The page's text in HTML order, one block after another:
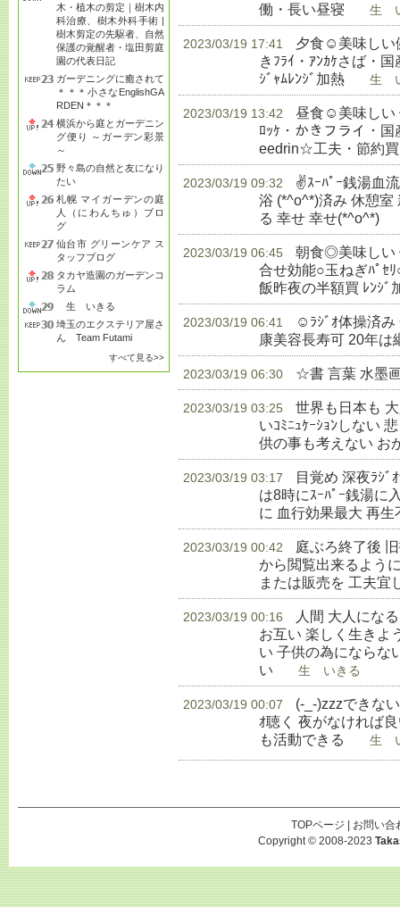
木・植木の剪定｜樹木内
科治療、樹木外科手術 |
樹木剪定の先駆者、自然
保護の覚醒者・塩田剪庭
園の代表日記
ガーデニングに癒されて
＊＊＊小さなEnglishGA
RDEN＊＊＊
横浜から庭とガーデニン
グ便り ～ガーデン彩景
～
野々島の自然と友になり
たい
札幌 マイガーデンの庭
人（にわんちゅ）ブロ
グ
仙台市 グリーンケア ス
タッフブログ
タカヤ造園のガーデンコ
ラム
生 いきる
埼玉のエクステリア屋さ
ん Team Futami
すべて見る>>
働・長い昼寝 生 い
2023/03/19 17:41
夕食☺美味しい
きﾌﾗｲ・ｱﾝｶｹさば・
ｼﾞｬﾑﾚﾝｼﾞ加熱 生 い
2023/03/19 13:42
昼食☺美味しい
ﾛｯｹ・かきフライ・国
eedrin☆工夫・節約買
2023/03/19 09:32
✌ｽｰﾊﾟｰ銭湯血
浴 (*^o^*)済み 休憩室
る 幸せ 幸せ(*^o^*)
2023/03/19 06:45
朝食◎美味しい
合せ効能○玉ねぎﾊﾟｾ
飯昨夜の半額買 ﾚﾝｼﾞ
2023/03/19 06:41
☺ﾗｼﾞｵ体操済み
康美容長寿可 20年は
2023/03/19 06:30 ☆書 言葉 水墨
2023/03/19 03:25
世界も日本も
いｺﾐﾆｭｹｰｼｮﾝしない
供の事も考えない お
2023/03/19 03:17
目覚め 深夜ﾗｼﾞ
は8時にｽｰﾊﾟｰ銭湯に
に 血行効果最大 再
2023/03/19 00:42
庭ぶろ終了後
から閲覧出来るよう
または販売を 工夫宜
2023/03/19 00:16
人間 大人にな
お互い 楽しく生きよ
い 子供の為にならな
い 生 いきる
2023/03/19 00:07
(-_-)zzzできな
ｵ聴く 夜がなければ
も活動できる
生 い
TOPページ
お問い合
Copyright © 2008-2023